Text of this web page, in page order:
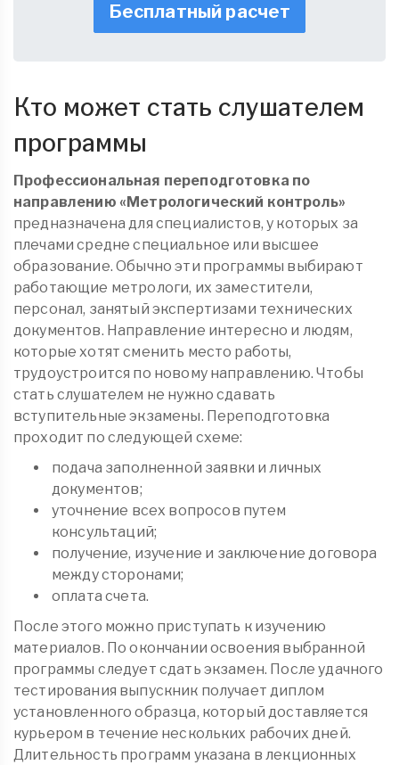
Бесплатный расчет
Кто может стать слушателем
программы
Профессиональная переподготовка по
направлению «Метрологический контроль»
предназначена для специалистов, у которых за
плечами средне специальное или высшее
образование. Обычно эти программы выбирают
работающие метрологи, их заместители,
персонал, занятый экспертизами технических
документов. Направление интересно и людям,
которые хотят сменить место работы,
трудоустроится по новому направлению. Чтобы
стать слушателем не нужно сдавать
вступительные экзамены. Переподготовка
проходит по следующей схеме:
подача заполненной заявки и личных
документов;
уточнение всех вопросов путем
консультаций;
получение, изучение и заключение договора
между сторонами;
оплата счета.
После этого можно приступать к изучению
материалов. По окончании освоения выбранной
программы следует сдать экзамен. После удачного
тестирования выпускник получает диплом
установленного образца, который доставляется
курьером в течение нескольких рабочих дней.
Длительность программ указана в лекционных